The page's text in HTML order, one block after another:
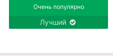
Очень популярно
Лучший